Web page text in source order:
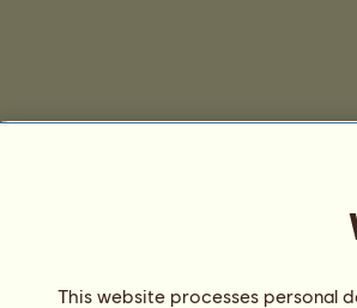
This website processes personal